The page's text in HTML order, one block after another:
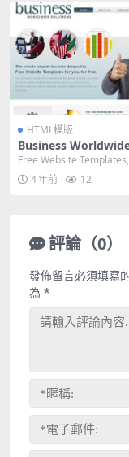
HTML模版
Business
ons Html模版
Free Website
Fixed Widt...
4 年前 12
評論（0）
發佈留言必須填寫
為 *